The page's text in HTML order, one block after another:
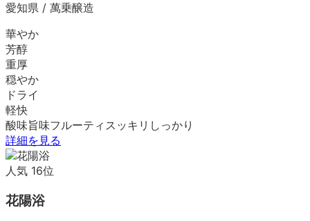
愛知県 / 萬乗醸造
華やか
芳醇
重厚
穏やか
ドライ
軽快
酸味旨味フルーティ スッキリ しっかり
詳細を見る
人気 16位
花陽浴